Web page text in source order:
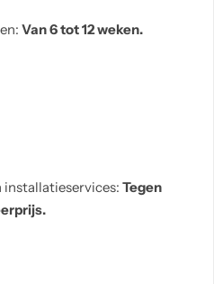
Van 6 tot 12 weken.
Tegen